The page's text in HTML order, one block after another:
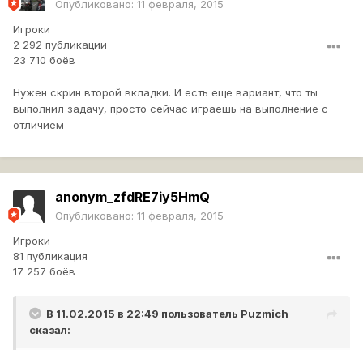
Опубликовано: 11 февраля, 2015
Игроки
2 292 публикации
23 710 боёв
Нужен скрин второй вкладки. И есть еще вариант, что ты
выполнил задачу, просто сейчас играешь на выполнение с
отличием
anonym_zfdRE7iy5HmQ
Опубликовано: 11 февраля, 2015
Игроки
81 публикация
17 257 боёв
В 11.02.2015 в 22:49 пользователь Puzmich
сказал: